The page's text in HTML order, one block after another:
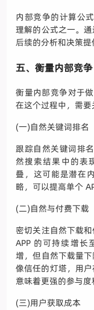
内部竞争的计算公
理解的公式之一。
后续的分析和决策提
五、衡量内部竞
衡量内部竞争对于
在这个过程中，需要
(一)自然关键词排名
跟踪自然关键词排
然搜索结果中的表
叠，这可能是潜在
略，可以提高单个
(二)自然与付费下载
密切关注自然下载
APP 的可持续增长
增，但自然下载量
像信任的灯塔，用户
意味着更强的参与度
(三)用户获取成本